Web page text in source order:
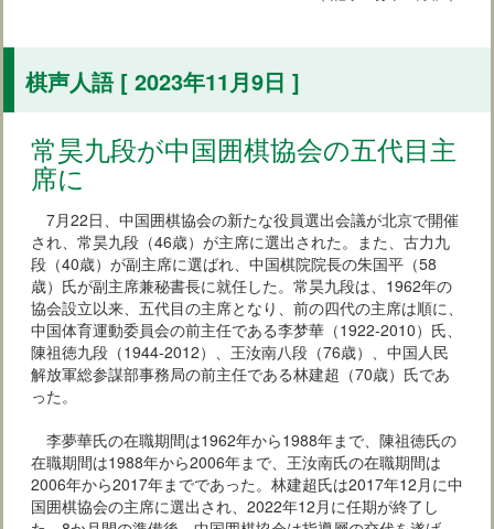
棋声人語 [ 2023年11月9日 ]
常昊九段が中国囲棋協会の五代目主
席に
7月22日、中国囲棋協会の新たな役員選出会議が北京で開催
され、常昊九段（46歳）が主席に選出された。また、古力九
段（40歳）が副主席に選ばれ、中国棋院院長の朱国平（58
歳）氏が副主席兼秘書長に就任した。常昊九段は、1962年の
協会設立以来、五代目の主席となり、前の四代の主席は順に、
中国体育運動委員会の前主任である李梦華（1922-2010）氏、
陳祖徳九段（1944-2012）、王汝南八段（76歳）、中国人民
解放軍総参謀部事務局の前主任である林建超（70歳）氏であ
った。
李夢華氏の在職期間は1962年から1988年まで、陳祖徳氏の
在職期間は1988年から2006年まで、王汝南氏の在職期間は
2006年から2017年までであった。林建超氏は2017年12月に中
国囲棋協会の主席に選出され、2022年12月に任期が終了し